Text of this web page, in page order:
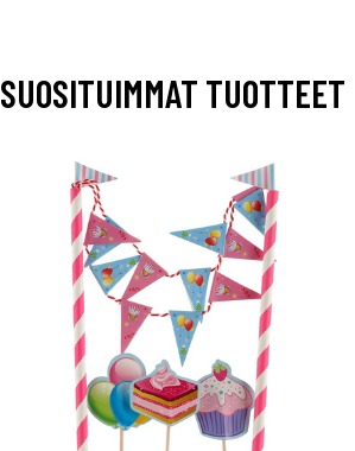
SUOSITUIMMAT TUOTTEET